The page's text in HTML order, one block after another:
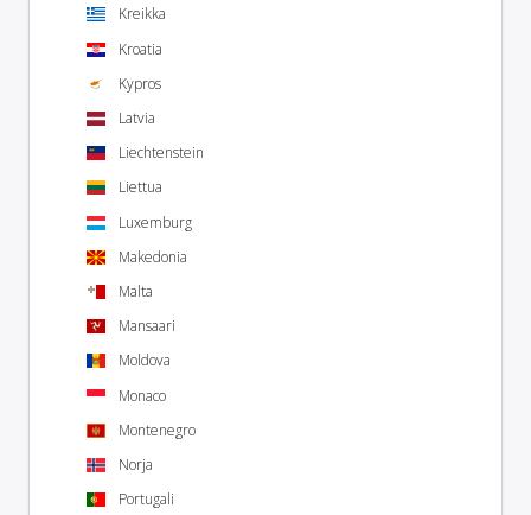
Kreikka
Kroatia
Kypros
Latvia
Liechtenstein
Liettua
Luxemburg
Makedonia
Malta
Mansaari
Moldova
Monaco
Montenegro
Norja
Portugali